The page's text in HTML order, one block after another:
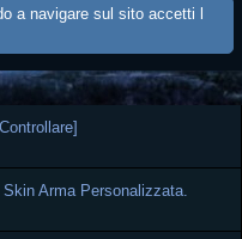
a navigare sul sito accetti l
Arma Personalizzata.